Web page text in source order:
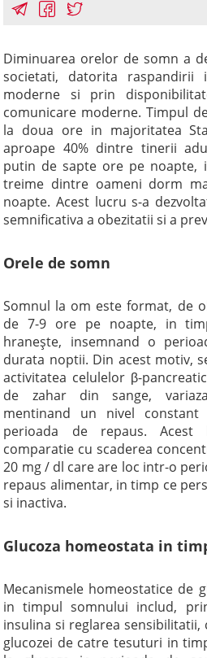
Diminuarea orelor de somn a
societati, datorita raspandirii
moderne si prin
comunicare moderne. Timpul
la doua ore in majoritatea
aproape 40% dintre tinerii
putin de sapte ore pe noapte,
treime dintre oameni dorm
noapte. Acest lucru s-a
semnificativa a obezitatii si a
Orele de somn
Somnul la om este format, de
de 7-9 ore pe noapte, in
hraneşte, insemnand o
durata noptii. Din acest motiv,
activitatea celulelor β-
de zahar din sange,
mentinand un nivel
perioada de repaus.
comparatie cu scaderea
20 mg / dl care are loc intr-o
repaus alimentar, in timp ce
si inactiva.
Glucoza homeostata in
Mecanismele homeostatice de
in timpul somnului includ,
insulina si reglarea
glucozei de catre tesuturi in